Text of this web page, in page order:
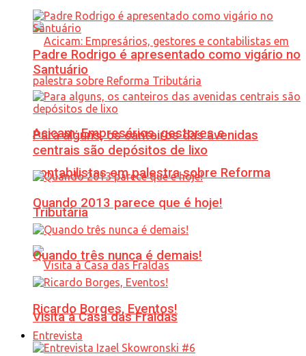
Acicam: Empresários, gestores e
contabilistas em palestra sobre Reforma
Tributária
Visita à Casa das Fraldas
Padre Rodrigo é apresentado como vigário no
Santuário
Para alguns, os canteiros das avenidas
centrais são depósitos de lixo
Quando 2013 parece que é hoje!
Quando três nunca é demais!
Ricardo Borges, Eventos!
Entrevista